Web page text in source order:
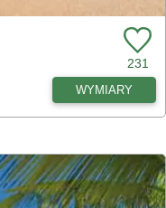
231
WYMIARY